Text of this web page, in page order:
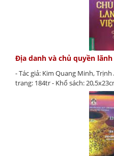
Địa danh và chủ quyền
- Tác giả: Kim Quang Minh,
trang: 184tr - Khổ sách: